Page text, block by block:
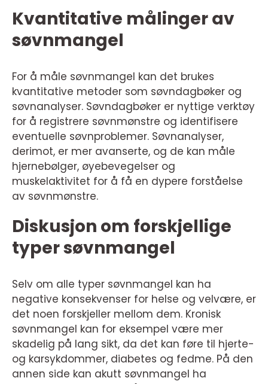
Kvantitative målinger av
søvnmangel
For å måle søvnmangel kan det brukes
kvantitative metoder som søvndagbøker og
søvnanalyser. Søvndagbøker er nyttige verktøy
for å registrere søvnmønstre og identifisere
eventuelle søvnproblemer. Søvnanalyser,
derimot, er mer avanserte, og de kan måle
hjernebølger, øyebevegelser og
muskelaktivitet for å få en dypere forståelse
av søvnmønstre.
Diskusjon om forskjellige
typer søvnmangel
Selv om alle typer søvnmangel kan ha
negative konsekvenser for helse og velvære, er
det noen forskjeller mellom dem. Kronisk
søvnmangel kan for eksempel være mer
skadelig på lang sikt, da det kan føre til hjerte-
og karsykdommer, diabetes og fedme. På den
annen side kan akutt søvnmangel ha